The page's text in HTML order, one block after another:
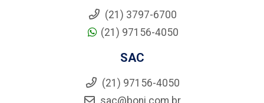
(21) 3797-6700
(21) 97156-4050
SAC
(21) 97156-4050
sac@boni.com.br